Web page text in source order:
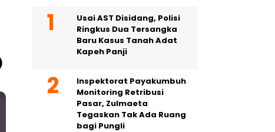
Usai AST Disidang, Polisi
Ringkus Dua Tersangka
Baru Kasus Tanah Adat
Kapeh Panji
Inspektorat Payakumbuh
Monitoring Retribusi
Pasar, Zulmaeta
Tegaskan Tak Ada Ruang
bagi Pungli